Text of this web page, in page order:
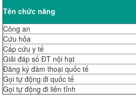
Tên chức năng
Công an
Cứu hỏa
Cấp cứu y tế
Giải đáp số ĐT nội hạt
Đăng ký đàm thoại quốc tế
Gọi tự động đi quốc tế
Gọi tự động đi liên tỉnh